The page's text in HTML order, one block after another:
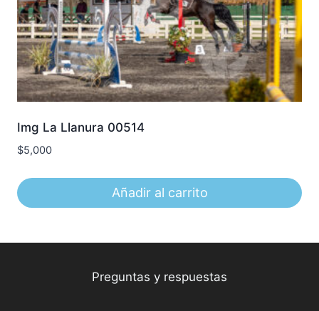
Img La Llanura 00514
$5,000
Añadir al carrito
Preguntas y respuestas